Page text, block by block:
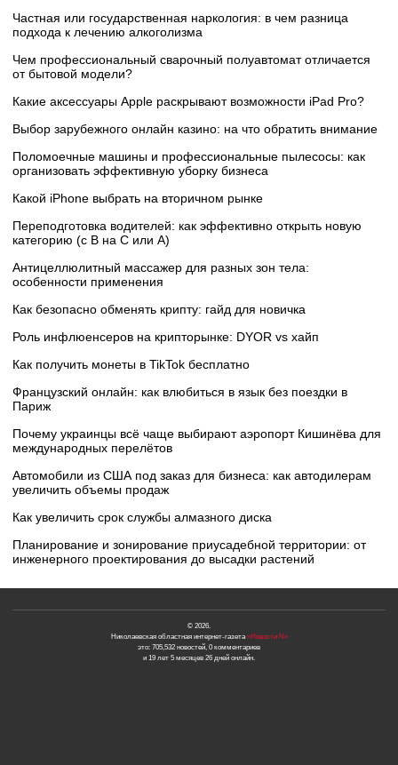
Частная или государственная наркология: в чем разница
подхода к лечению алкоголизма
Чем профессиональный сварочный полуавтомат отличается
от бытовой модели?
Какие аксессуары Apple раскрывают возможности iPad Pro?
Выбор зарубежного онлайн казино: на что обратить внимание
Поломоечные машины и профессиональные пылесосы: как
организовать эффективную уборку бизнеса
Какой iPhone выбрать на вторичном рынке
Переподготовка водителей: как эффективно открыть новую
категорию (с B на C или А)
Антицеллюлитный массажер для разных зон тела:
особенности применения
Как безопасно обменять крипту: гайд для новичка
Роль инфлюенсеров на крипторынке: DYOR vs хайп
Как получить монеты в TikTok бесплатно
Французский онлайн: как влюбиться в язык без поездки в
Париж
Почему украинцы всё чаще выбирают аэропорт Кишинёва для
международных перелётов
Автомобили из США под заказ для бизнеса: как автодилерам
увеличить объемы продаж
Как увеличить срок службы алмазного диска
Планирование и зонирование приусадебной территории: от
инженерного проектирования до высадки растений
© 2026.
Николаевская областная интернет-газета«Новости N»
это: 705,532 новостей, 0 комментариев
и 19 лет 5 месяцев 26 дней онлайн.